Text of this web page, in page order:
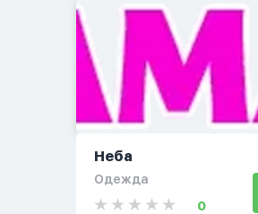
Неба
Одежда
0